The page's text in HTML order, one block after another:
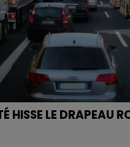
HISSE LE DRAPEAU